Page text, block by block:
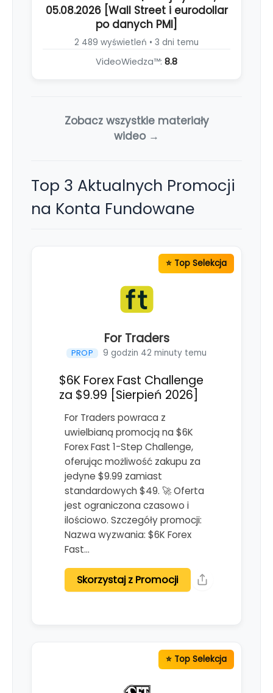
05.08.2026 [Wall Street i eurodollar
po danych PMI]
2 489 wyświetleń • 3 dni temu
VideoWiedza™: 8.8
Zobacz wszystkie materiały
wideo →
Top 3 Aktualnych Promocji
na Konta Fundowane
For Traders
PROP 9 godzin 42 minuty temu
$6K Forex Fast Challenge
za $9.99 [Sierpień 2026]
For Traders powraca z
uwielbianą promocją na $6K
Forex Fast 1-Step Challenge,
oferując możliwość zakupu za
jedyne $9.99 zamiast
standardowych $49. 🚀 Oferta
jest ograniczona czasowo i
ilościowo. Szczegóły promocji:
Nazwa wyzwania: $6K Forex
Fast…
Skorzystaj z Promocji